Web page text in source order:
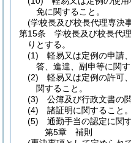
免に関すること。
(学校長及び校長代理専決
第15条
学校長及び校長代
りとする。
(1)
軽易又は定例の申請
答、進達、副申等に関す
(2)
軽易又は定例の許可
関すること。
(3)
公簿及び行政文書の
(4)
諸証明に関すること。
(5)
通勤手当の認定に関
第5章
補則